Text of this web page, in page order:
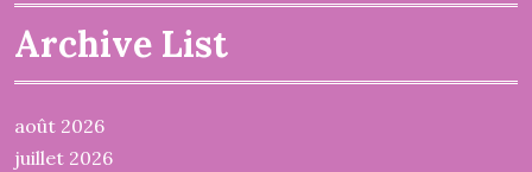
Archive List
août 2026
juillet 2026